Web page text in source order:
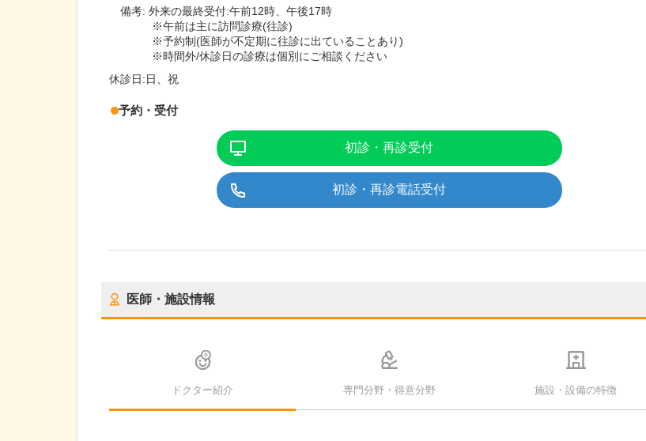
備考:外来の最終受付:午前12時、午後17時
※午前は主に訪問診療(往診)
※予約制(医師が不定期に往診に出ていることあり)
※時間外/休診日の診療は個別にご相談ください
休診日:日、祝
予約・受付
初診・再診受付
初診・再診電話受付
医師・施設情報
ドクター紹介 専門分野・得意分野 施設・設備の特徴